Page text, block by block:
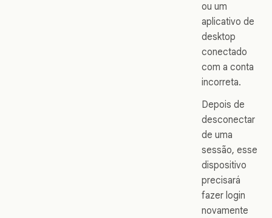
ou um
aplicativo de
desktop
conectado
com a conta
incorreta.
Depois de
desconectar
de uma
sessão, esse
dispositivo
precisará
fazer login
novamente